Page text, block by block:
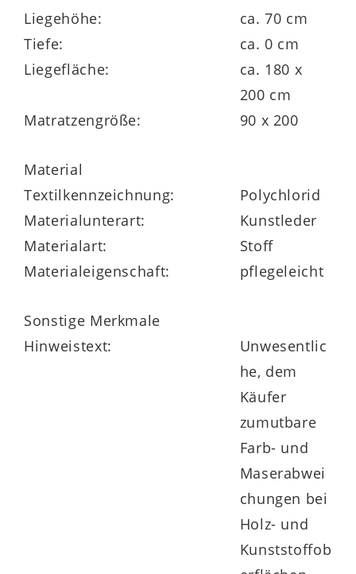
ca. 70 cm.
Gegen Mehrpreis sind noch eine
Tagesdecke und dekorative Kissen sowie
passenden Look lieferbar. Durch das
große Typenprogramm haben Sie die
Möglichkeit, das absolut erstklassig
verarbeitete Doppelbett von rUF Betten
genau an Ihre Vorlieben anzupassen. Sie
Bezugauswahl. Zudem ist das
Boxspringbett in zwei weiteren Größen
Liegehöhe:
ca. 70 cm
Tiefe:
ca. 0 cm
Liegefläche:
ca. 180 x
200 cm
Matratzengröße:
90 x 200
Material
Textilkennzeichnung:
Polychlorid
Materialunterart:
Kunstleder
Materialart:
Stoff
Materialeigenschaft:
pflegeleicht
Sonstige Merkmale
Hinweistext:
Unwesentlic
he, dem
Käufer
zumutbare
Farb- und
Maserabwei
chungen bei
Holz- und
Kunststoffob